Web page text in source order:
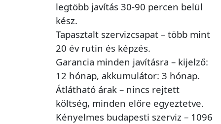
legtöbb javítás 30-90 percen belül
kész.
Tapasztalt szervizcsapat – több mint
20 év rutin és képzés.
Garancia minden javításra – kijelző:
12 hónap, akkumulátor: 3 hónap.
Átlátható árak – nincs rejtett
költség, minden előre egyeztetve.
Kényelmes budapesti szerviz – 1096